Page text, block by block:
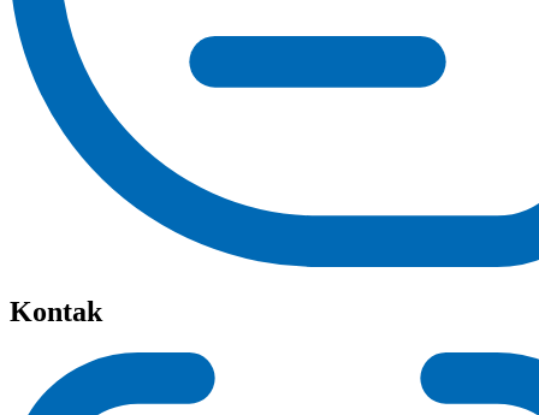
Kontak